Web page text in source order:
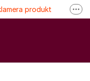
produkt
FAQ